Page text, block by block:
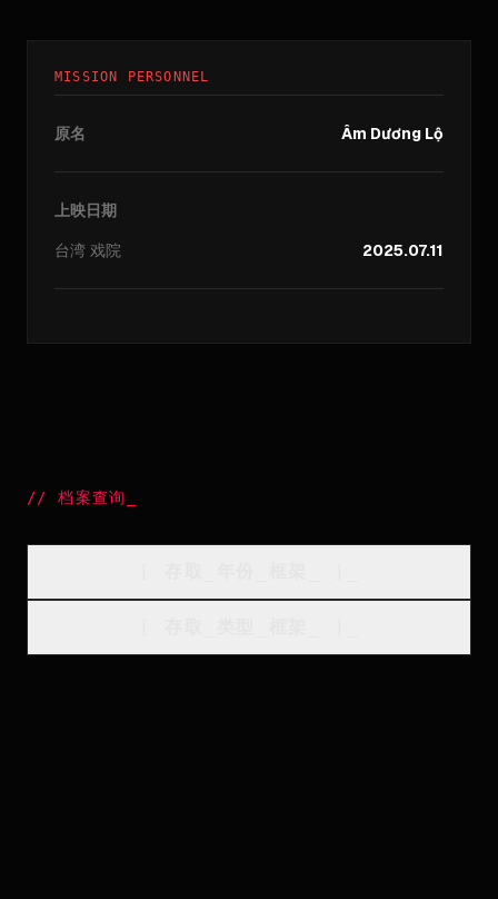
MISSION PERSONNEL
原名 Âm Dương Lộ
上映日期
台湾 戏院 2025.07.11
//档案查询